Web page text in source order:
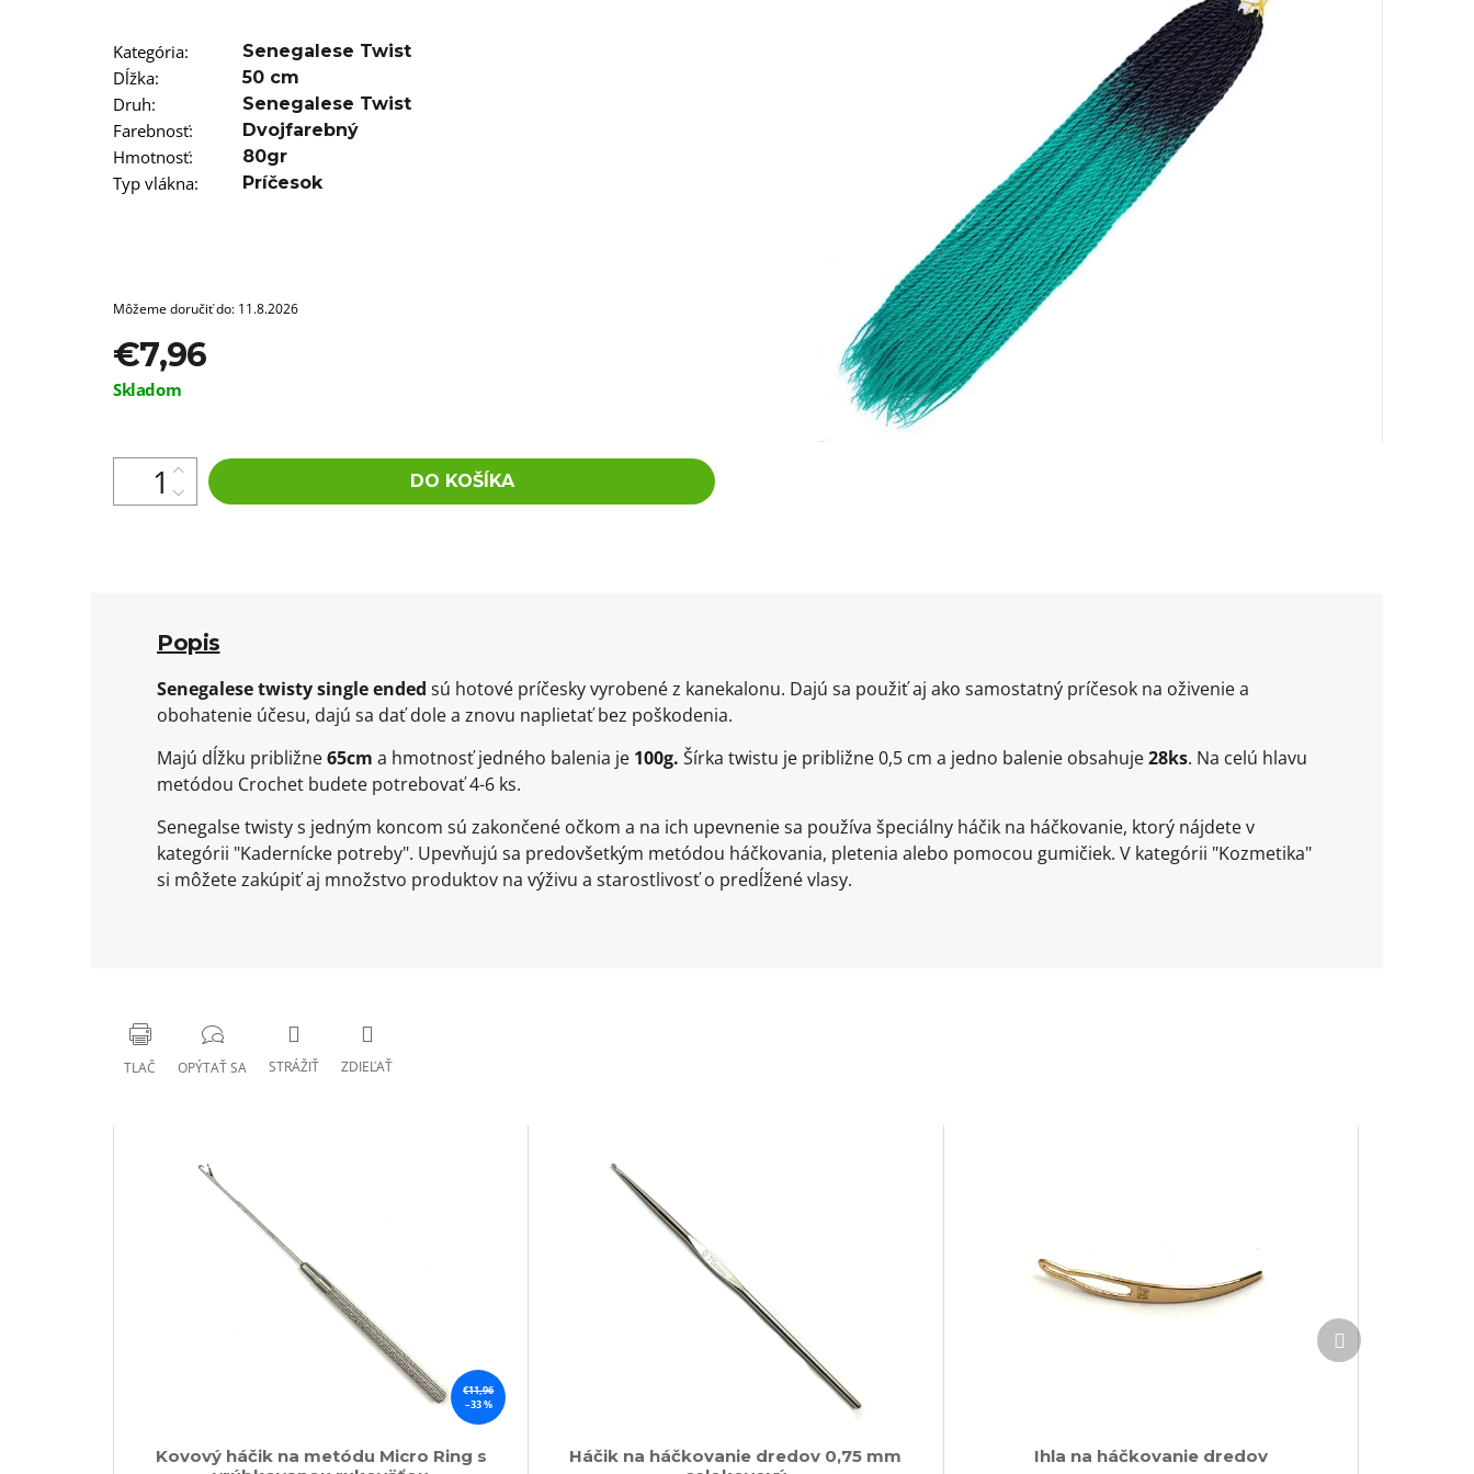
Kategória: Senegalese Twist
Dĺžka: 50 cm
Druh: Senegalese Twist
Farebnosť: Dvojfarebný
Hmotnosť: 80gr
Typ vlákna: Príčesok
Môžeme doručiť do: 11.8.2026
€7,96
Jednotková
Skladom
DO KOŠÍKA
Popis
Senegalese twisty single ended sú hotové príčesky vyrobené z kanekalonu. Dajú sa použiť aj ako samostatný príčesok na oživenie a
obohatenie účesu, dajú sa dať dole a znovu naplietať bez poškodenia.
Majú dĺžku približne65cm a hmotnosť jedného balenia je 100g. Šírka twistu je približne 0,5 cm a jedno balenie obsahuje28ks. Na celú hlavu
metódou Crochet budete potrebovať 4-6 ks.
Senegalse twisty s jedným koncom sú zakončené očkom a na ich upevnenie sa používa špeciálny háčik na háčkovanie, ktorý nájdete v
kategórii "Kadernícke potreby". Upevňujú sa predovšetkým metódou háčkovania, pletenia alebo pomocou gumičiek. V kategórii "Kozmetika"
si môžete zakúpiť aj množstvo produktov na výživu a starostlivosť o predĺžené vlasy.
TLAČ OPÝTAŤ SA STRÁŽIŤ ZDIEĽAŤ
€11,96
–33 %
Kovový háčik na metódu Micro Ring s
Háčik na háčkovanie dredov 0,75 mm
Ihla na háčkovanie dredov
Ďalší
produkt